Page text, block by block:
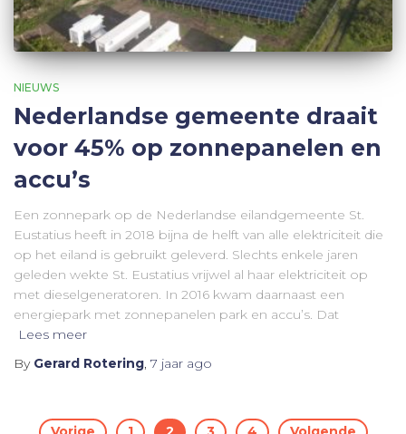
NIEUWS
Nederlandse gemeente draait
voor 45% op zonnepanelen en
accu’s
Een zonnepark op de Nederlandse eilandgemeente St.
Eustatius heeft in 2018 bijna de helft van alle elektriciteit die
op het eiland is gebruikt geleverd. Slechts enkele jaren
geleden wekte St. Eustatius vrijwel al haar elektriciteit op
met dieselgeneratoren. In 2016 kwam daarnaast een
energiepark met zonnepanelen park en accu’s. Dat
Lees meer
By Gerard Rotering, 7 jaar ago